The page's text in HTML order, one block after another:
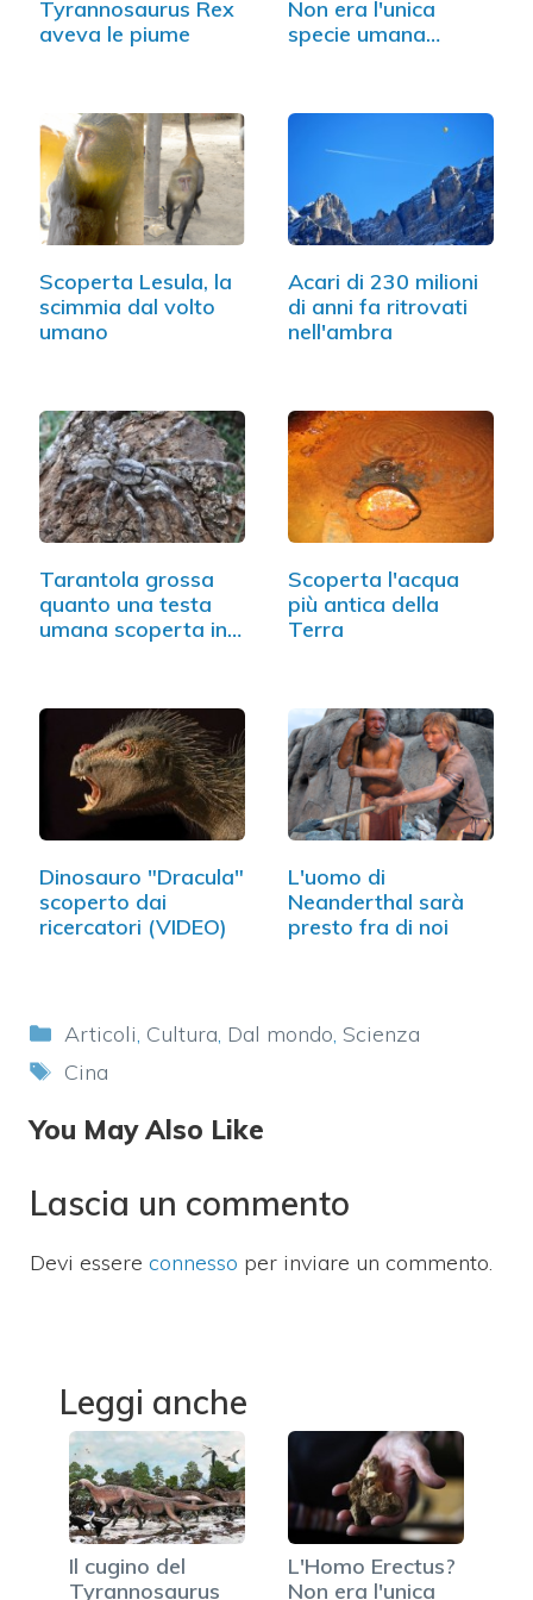
Tyrannosaurus Rex
aveva le piume
Non era l'unica
specie umana
Scoperta Lesula, la
scimmia dal volto
umano
Acari di 230 milioni
di anni fa ritrovati
nell'ambra
Tarantola grossa
quanto una testa
umana scoperta in…
Scoperta l'acqua
più antica della
Terra
Dinosauro "Dracula"
scoperto dai
ricercatori (VIDEO)
L'uomo di
Neanderthal sarà
presto fra di noi
Categorie
Articoli, Cultura, Dal mondo, Scienza
Tag
Cina
You May Also Like
Lascia un commento
Devi essere connesso per inviare un commento.
Leggi anche
Il cugino del
Tyrannosaurus
L'Homo Erectus?
Non era l'unica